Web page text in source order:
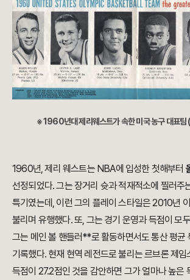
※ 1960년대 제리웨스트가 속한 미국 농구 대표팀
1960년, 제리 웨스트는 NBA에 입성한 첫해부터
선정되었다. 그는 장거리 슛과 적재적소에 찔러주
특기였는데, 이런 그의 플레이 스타일은 2010년
불리며 유행했다.또, 그는 경기 운영과 득점이 모
그는 메인 볼 핸들러**로 활동하면서도 통산 평
기록했다. 현재 현역 레전드로 불리는 르브론 제임
득점이 27.2점인 것을 감안하면 그가 얼마나 높은